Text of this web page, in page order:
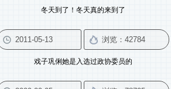
冬天到了！冬天真的来到了
戏子巩俐她是入选过政协委员的